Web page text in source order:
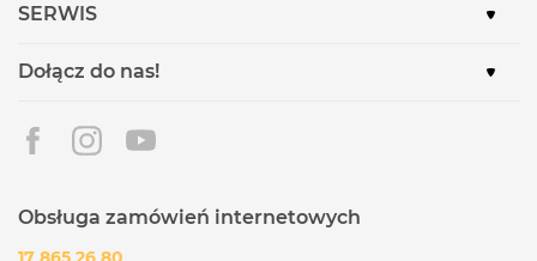
SERWIS
Dołącz do nas!
Obsługa zamówień internetowych